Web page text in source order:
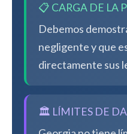
📋 CARGA DE LA
Debemos
negligente y que
directamente sus
🏛️ LÍMITES DE